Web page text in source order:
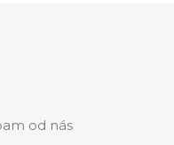
od nás